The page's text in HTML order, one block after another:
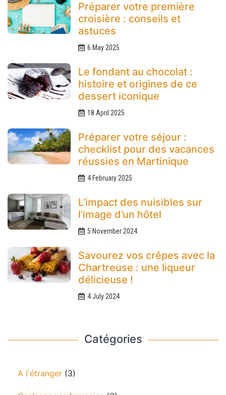
Préparer votre première
croisière : conseils et
astuces
6 May 2025
Le fondant au chocolat :
histoire et origines de ce
dessert iconique
18 April 2025
Préparer votre séjour :
checklist pour des vacances
réussies en Martinique
4 February 2025
L’impact des nuisibles sur
l’image d’un hôtel
5 November 2024
Savourez vos crêpes avec la
Chartreuse : une liqueur
délicieuse !
4 July 2024
Catégories
A l'étranger (3)